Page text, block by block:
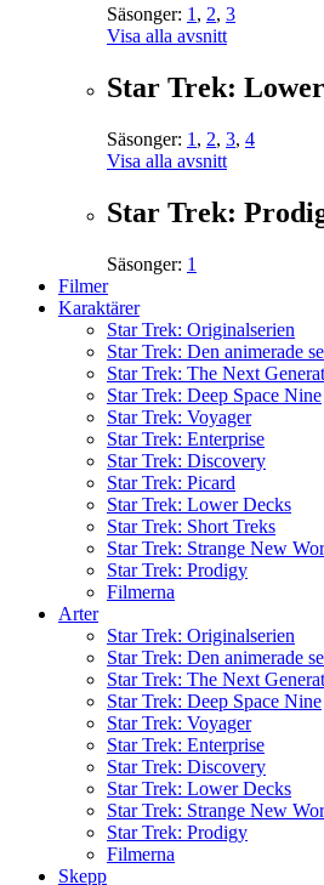
Säsonger: 1 , 2, 3
Visa alla avsnitt
Star Trek:
Säsonger: 1 , 2, 3, 4
Visa alla avsnitt
Star Trek:
Säsonger: 1
Filmer
Karaktärer
Star Trek: Originalserien
Star Trek: Den animerade
Star Trek: The Next
Star Trek: Deep Space Nine
Star Trek: Voyager
Star Trek: Enterprise
Star Trek: Discovery
Star Trek: Picard
Star Trek: Lower Decks
Star Trek: Short Treks
Star Trek: Strange New
Star Trek: Prodigy
Filmerna
Arter
Star Trek: Originalserien
Star Trek: Den animerade
Star Trek: The Next
Star Trek: Deep Space Nine
Star Trek: Voyager
Star Trek: Enterprise
Star Trek: Discovery
Star Trek: Lower Decks
Star Trek: Strange New
Star Trek: Prodigy
Filmerna
Skepp